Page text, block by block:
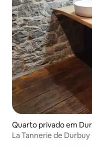
Quarto privado em
La Tannerie de